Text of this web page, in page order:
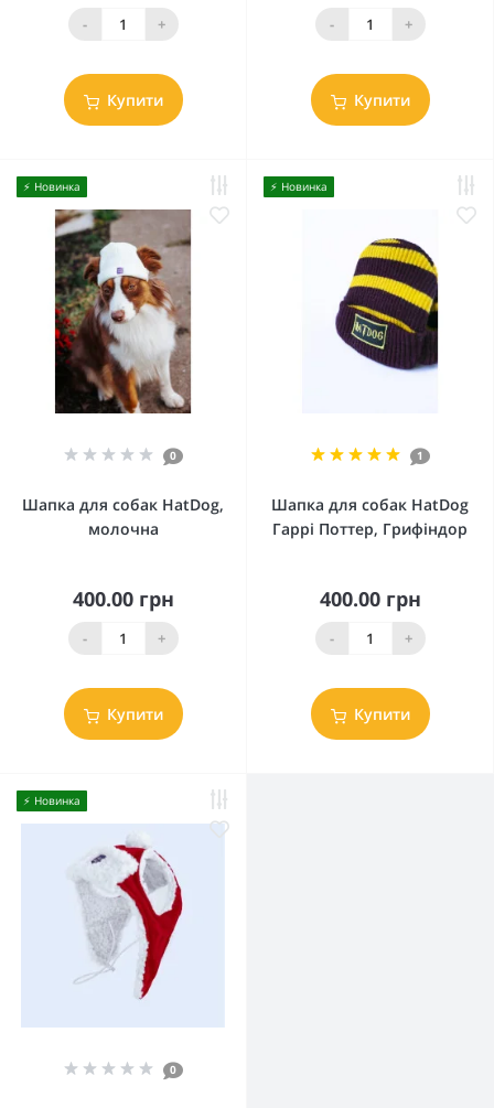
- +
Купити
- +
Купити
⚡️ Новинка
0
Шапка для собак HatDog,
молочна
400.00 грн
- +
Купити
⚡️ Новинка
1
Шапка для собак HatDog
Гаррі Поттер, Грифіндор
400.00 грн
- +
Купити
⚡️ Новинка
0